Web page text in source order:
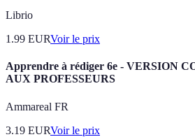
Librio
1.99 EURVoir le prix
Apprendre à rédiger 6e - VERSION
AUX PROFESSEURS
Ammareal FR
3.19 EURVoir le prix